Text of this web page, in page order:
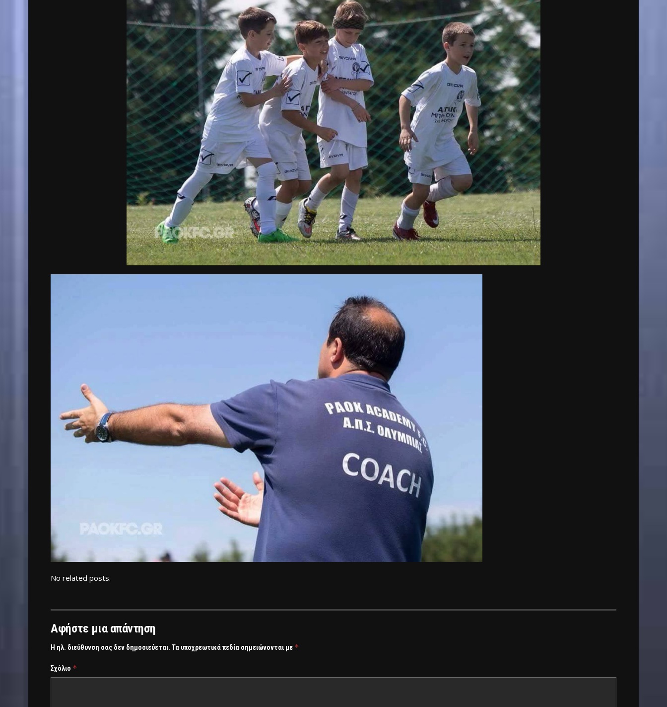
No related posts.
Αφήστε μια απάντηση
Η ηλ. διεύθυνση σας δεν δημοσιεύεται. Τα υποχρεωτικά πεδία σημειώνονται με *
Σχόλιο *